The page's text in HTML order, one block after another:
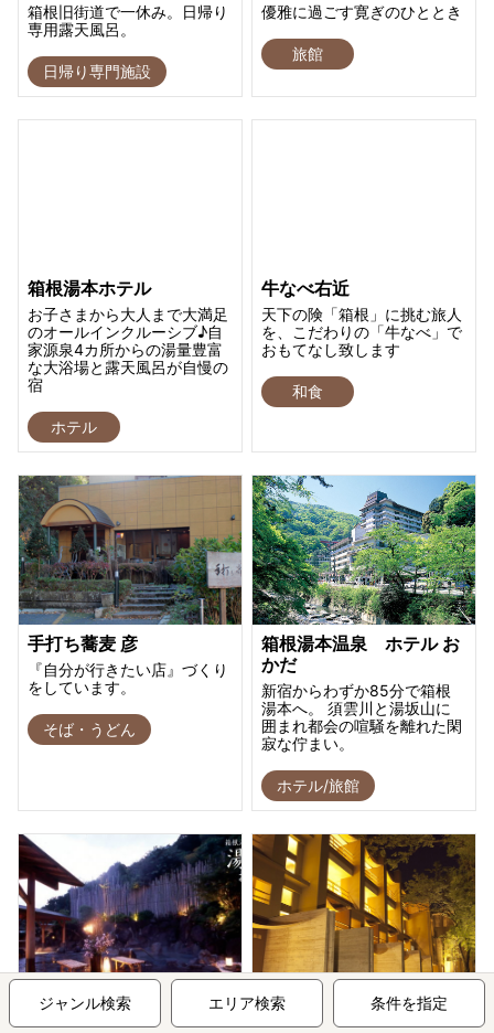
箱根旧街道で一休み。日帰り
専用露天風呂。
日帰り専門施設
優雅に過ごす寛ぎのひととき
旅館
箱根湯本ホテル
お子さまから大人まで大満足
のオールインクルーシブ♪自
家源泉4カ所からの湯量豊富
な大浴場と露天風呂が自慢の
宿
ホテル
牛なべ右近
天下の険「箱根」に挑む旅人
を、こだわりの「牛なべ」で
おもてなし致します
和食
手打ち蕎麦 彦
『自分が行きたい店』づくり
をしています。
そば・うどん
箱根湯本温泉 ホテル お
かだ
新宿からわずか85分で箱根
湯本へ。 須雲川と湯坂山に
囲まれ都会の喧騒を離れた閑
寂な佇まい。
ホテル/旅館
湯の里 おかだ
露天風呂からは箱根の山々を
金乃竹 塔ノ澤
箱根で露天風呂付き客室の
ジャンル検索 エリア検索 条件を指定